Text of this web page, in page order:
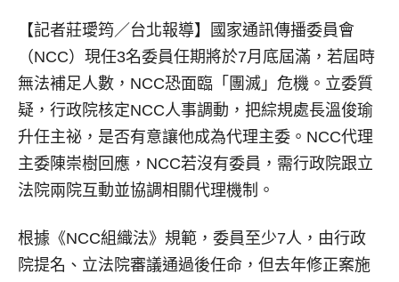
【記者莊璦筠／台北報導】
國家通訊傳播委員會
（NCC）現任3名委員任期將於7月底屆滿，若屆時
無法補足人數，NCC恐面臨「團滅」危機。立委質
疑，行政院核定NCC人事調動，把綜規處長溫俊瑜
升任主祕，是否有意讓他成為代理主委。NCC代理
主委陳崇樹回應，NCC若沒有委員，需行政院跟立
法院兩院互動並協調相關代理機制。
根據《NCC組織法》規範，委員至少7人，由行政
院提名、立法院審議通過後任命，但去年修正案施